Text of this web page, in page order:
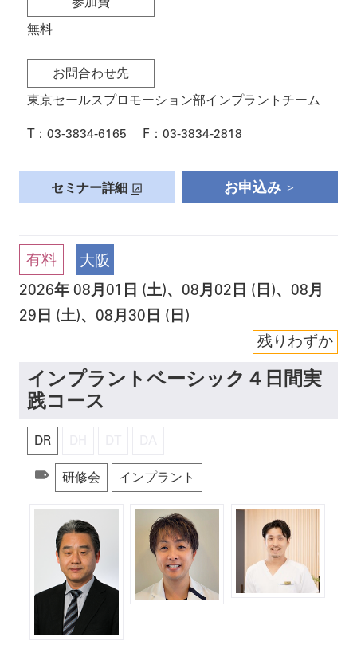
参加費
無料
お問合わせ先
東京セールスプロモーション部インプラントチーム
T： 03-3834-6165 F： 03-3834-2818
セミナー詳細 お申込み
有料
大阪
2026年 08月01日 (土)、 08月02日 (日)、 08月
29日 (土)、 08月30日 (日)
残りわずか
インプラントベーシック４日間実
践コース
DR
研修会 インプラント